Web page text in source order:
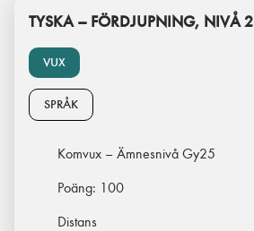
VUX
TYSKA – FÖRDJUPNING, NIVÅ 2
SPRÅK
Komvux – Ämnesnivå Gy25
Poäng: 100
Distans